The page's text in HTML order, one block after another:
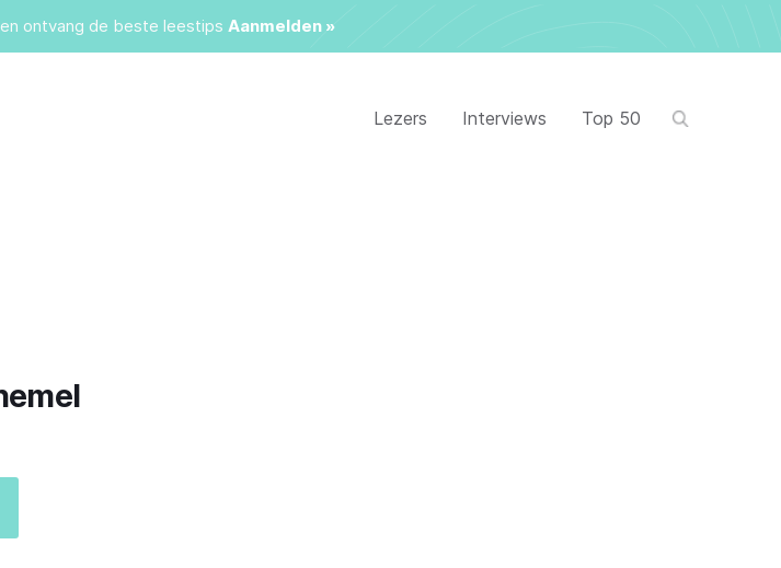
ontvang de beste leestips Aanmelden »
Lezers Interviews Top 50